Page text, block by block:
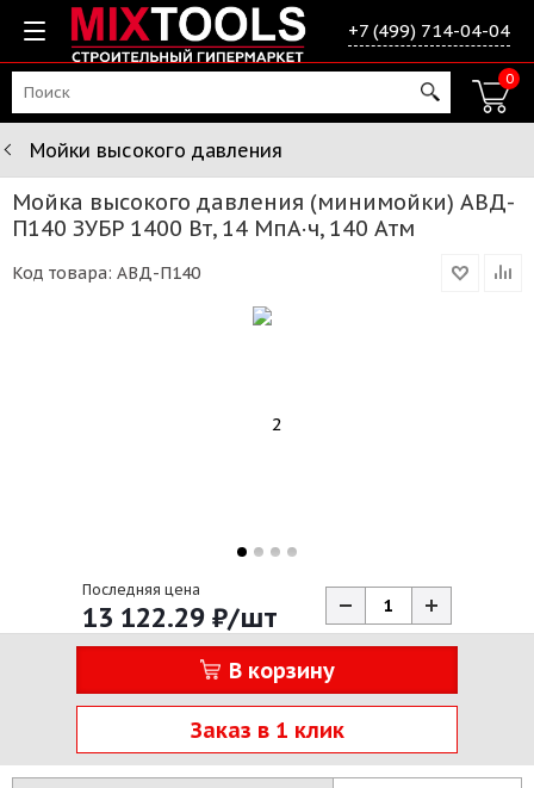
+7 (499) 714-04-04
0
Мойки высокого давления
Мойка высокого давления (минимойки) АВД-
П140 ЗУБР 1400 Вт, 14 МпА·ч, 140 Атм
Код товара: АВД-П140
Последняя цена
13 122.29 ₽/шт
В корзину
Заказ в 1 клик